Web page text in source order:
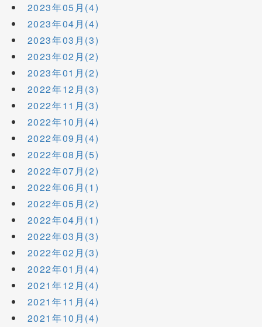
2023年05月(4)
2023年04月(4)
2023年03月(3)
2023年02月(2)
2023年01月(2)
2022年12月(3)
2022年11月(3)
2022年10月(4)
2022年09月(4)
2022年08月(5)
2022年07月(2)
2022年06月(1)
2022年05月(2)
2022年04月(1)
2022年03月(3)
2022年02月(3)
2022年01月(4)
2021年12月(4)
2021年11月(4)
2021年10月(4)